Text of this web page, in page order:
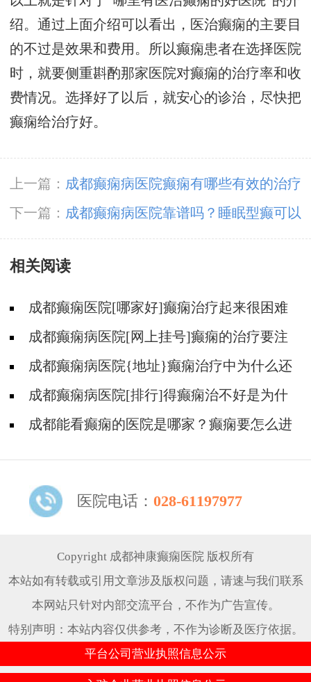
绍。通过上面介绍可以看出，医治癫痫的主要目
的不过是效果和费用。所以癫痫患者在选择医院
时，就要侧重斟酌那家医院对癫痫的治疗率和收
费情况。选择好了以后，就安心的诊治，尽快把
癫痫给治疗好。
上一篇： 成都癫痫病医院癫痫有哪些有效的治疗
方法？
下一篇： 成都癫痫病医院靠谱吗？睡眠型癫可以
治吗？
相关阅读
成都癫痫医院[哪家好]癫痫治疗起来很困难
吗?成都癫痫病医院[网上挂号]癫痫的治疗要注
意什么?
成都癫痫病医院{地址}癫痫治疗中为什么还
是犯病?
成都癫痫病医院[排行]得癫痫治不好是为什
么?成都能看癫痫的医院是哪家？癫痫要怎么进
医院电话： 028-61197977
Copyright 成都神康癫痫医院 版权所有
本站如有转载或引用文章涉及版权问题，请速与我们联系
本网站只针对内部交流平台，不作为广告宣传。
特别声明：本站内容仅供参考，不作为诊断及医疗依据。
平台公司营业执照信息公示